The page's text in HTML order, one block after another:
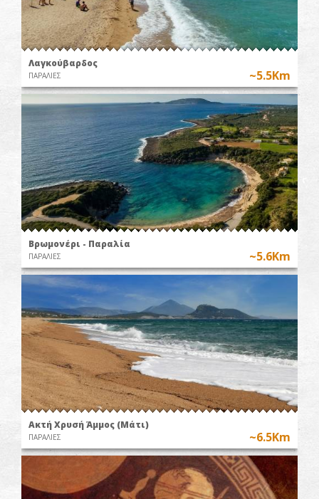
Λαγκούβαρδος
ΠΑΡΑΛΙΕΣ ~5.5Km
Βρωμονέρι - Παραλία
ΠΑΡΑΛΙΕΣ ~5.6Km
Ακτή Χρυσή Άμμος (Μάτι)
ΠΑΡΑΛΙΕΣ ~6.5Km